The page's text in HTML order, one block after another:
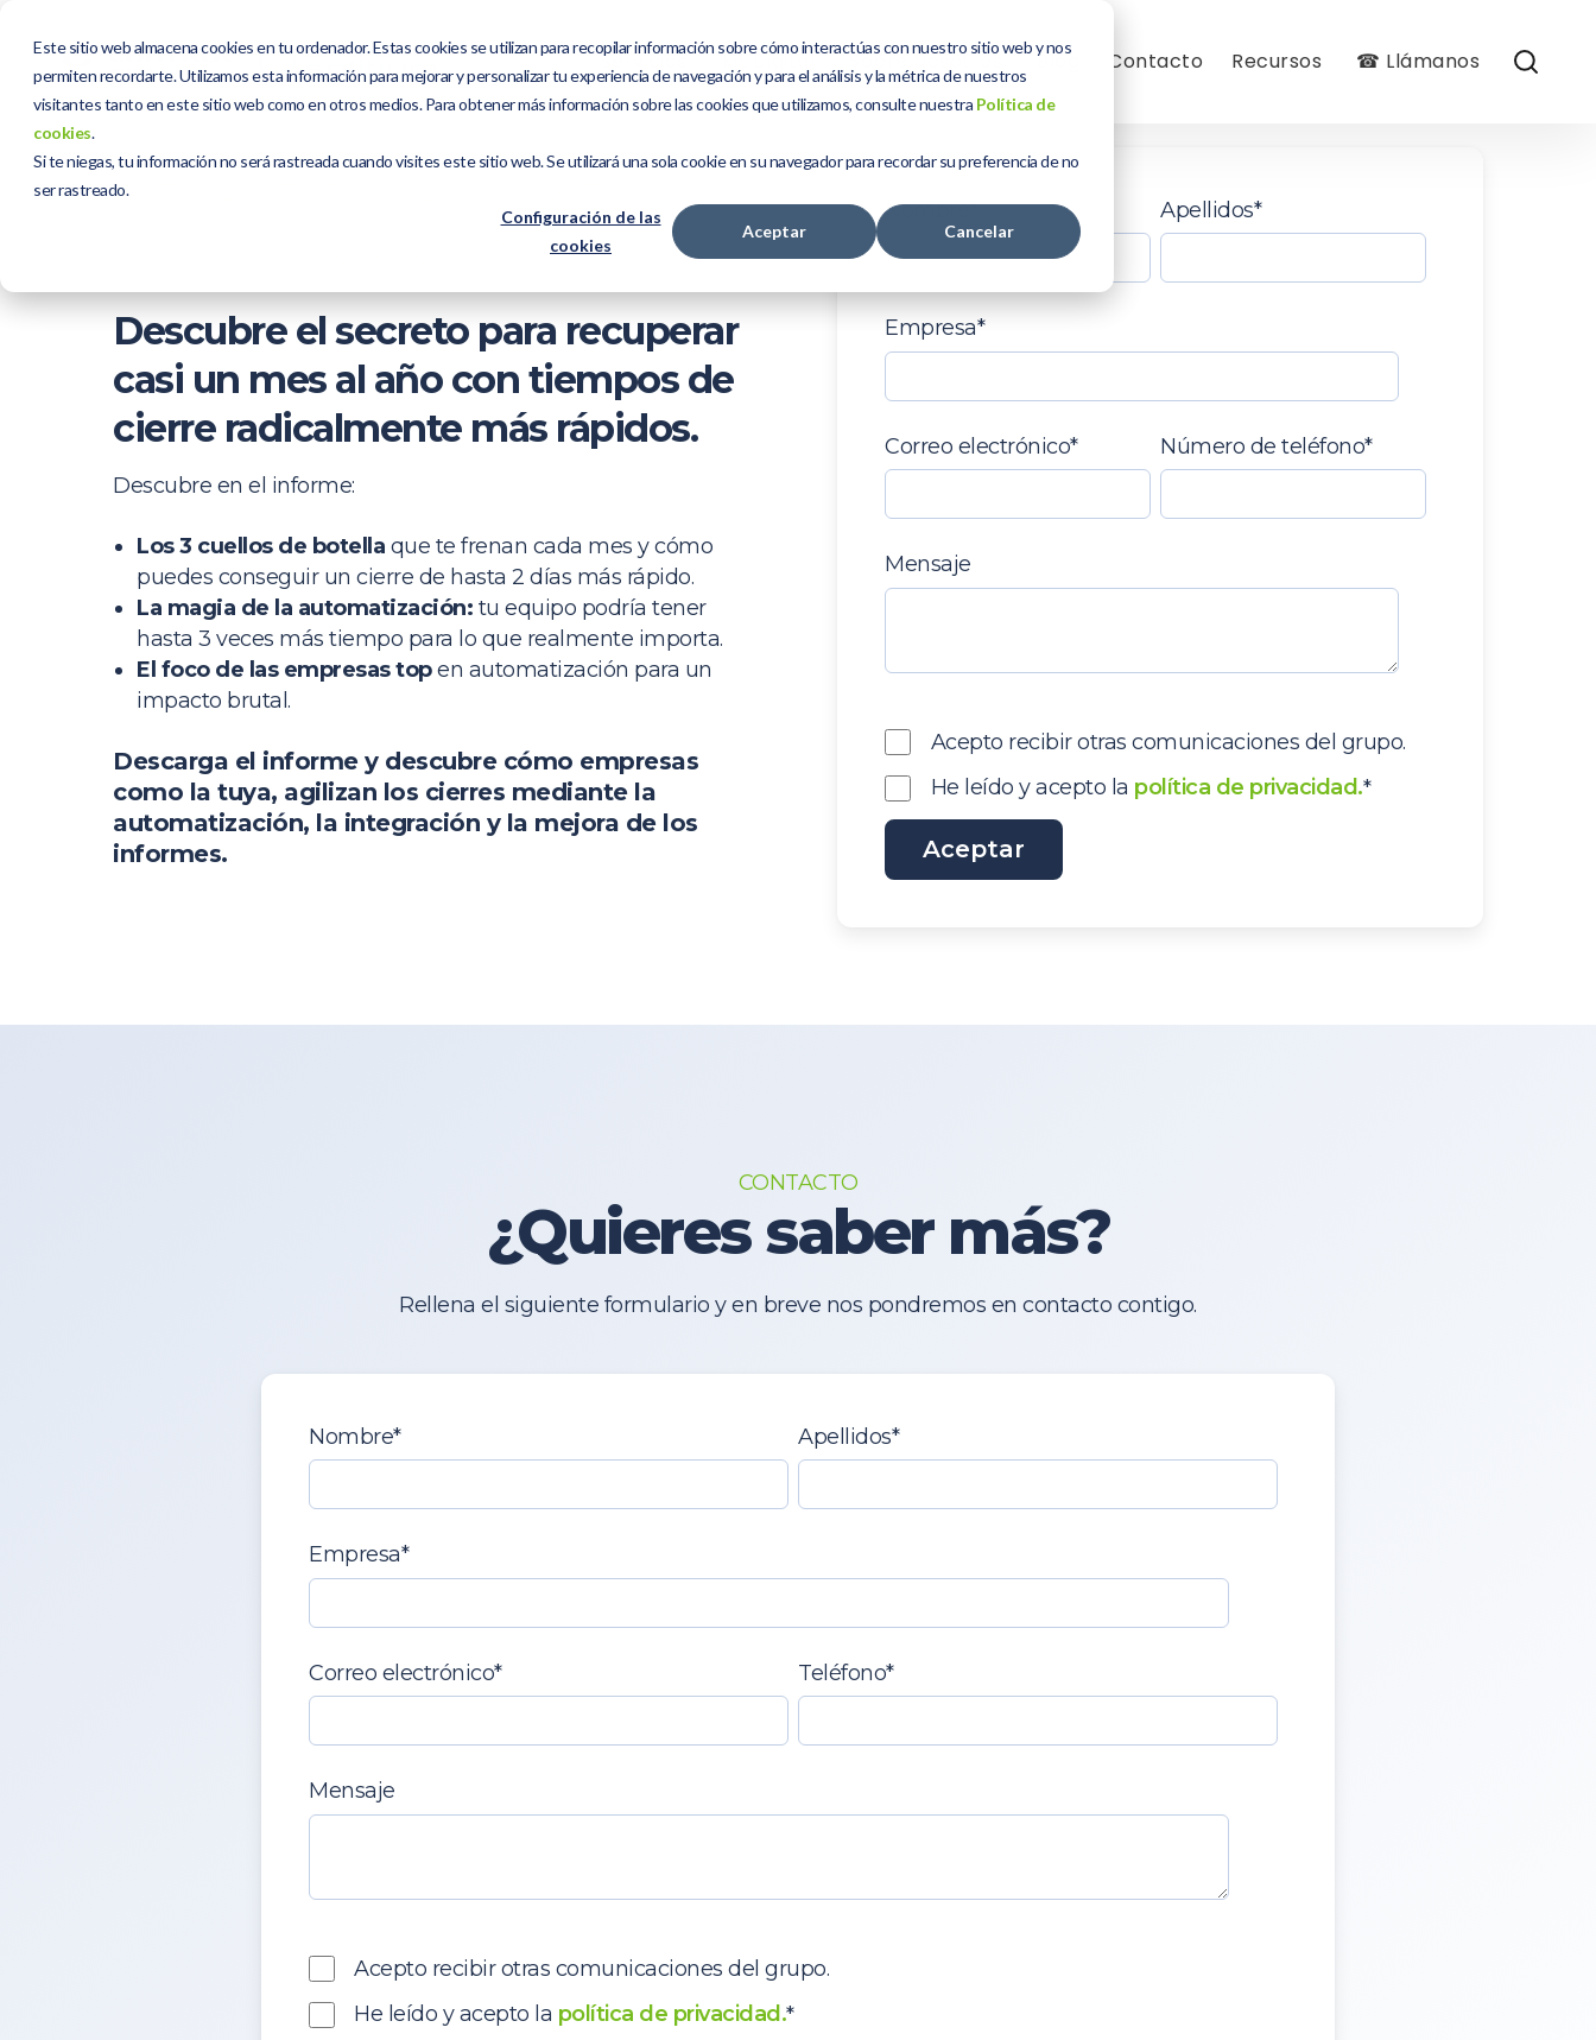
Este sitio web almacena cookies en tu ordenador. Estas cookies se utilizan para recopilar información sobre cómo interactúas con nuestro sitio web y nos
permiten recordarte. Utilizamos esta información para mejorar y personalizar tu experiencia de navegación y para el análisis y la métrica de nuestros
visitantes tanto en este sitio web como en otros medios. Para obtener más información sobre las cookies que utilizamos, consulte nuestra Política de
cookies.
Si te niegas, tu información no será rastreada cuando visites este sitio web. Se utilizará una sola cookie en su navegador para recordar su preferencia de no
ser rastreado.
Configuración de las
cookies
Aceptar Cancelar
Servicios Kit Digital Sobre Nosotros Blog Contacto Recursos ☎ Llámanos
Reduce al máximo el
Descubre el secreto para recuperar
casi un mes al año con tiempos de
cierre radicalmente más rápidos.
Descubre en el informe:
Los 3 cuellos de botella que te frenan cada mes y cómo
puedes conseguir un cierre de hasta 2 días más rápido.
La magia de la automatización: tu equipo podría tener
hasta 3 veces más tiempo para lo que realmente importa.
El foco de las empresas top en automatización para un
impacto brutal.
Descarga el informe y descubre cómo empresas
como la tuya, agilizan los cierres mediante la
automatización, la integración y la mejora de los
informes.
Nombre* Apellidos*
Empresa*
Correo electrónico* Número de teléfono*
Mensaje
Acepto recibir otras comunicaciones del grupo.
He leído y acepto la política de privacidad.*
CONTACTO
¿Quieres saber más?
Rellena el siguiente formulario y en breve nos pondremos en contacto contigo.
Nombre* Apellidos*
Empresa*
Correo electrónico* Teléfono*
Mensaje
Acepto recibir otras comunicaciones del grupo.
He leído y acepto la política de privacidad.*